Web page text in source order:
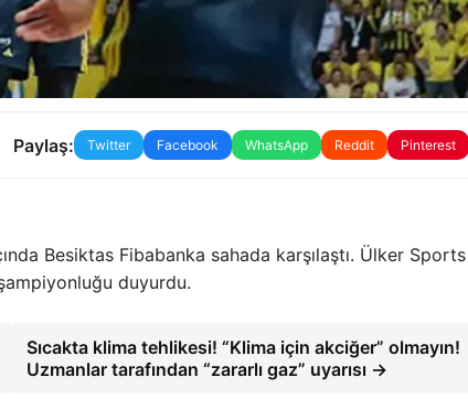
Paylaş: Twitter Facebook WhatsApp Reddit Pinterest
Besiktas Fibabanka sahada karşılaştı. Ülker Sports
duyurdu.
Sıcakta klima tehlikesi! “Klima için akciğer” olmayın!
Uzmanlar tarafından “zararlı gaz” uyarısı →